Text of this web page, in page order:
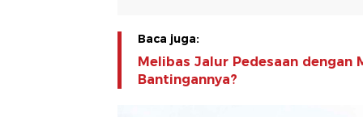
Baca juga:
Melibas Jalur Pedesaan dengan
Bantingannya?